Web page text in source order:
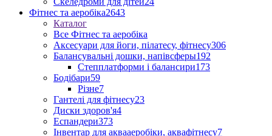
Фітнес та аеробіка2643
Каталог
Все Фітнес та аеробіка
Аксесуари для йоги, пілатесу, фітнесу306
Балансувальні дошки, напівсферы192
Степплатформи і балансири173
Бодібари59
Різне7
Гантелі для фітнесу23
Диски здоров'я4
Еспандери373
Інвентар для аквааеробіки, аквафітнесу7